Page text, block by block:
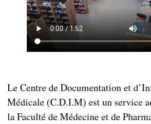
Le Centre de Documentation et
Médicale (C.D.I.M) est un service
la Faculté de Médecine et de